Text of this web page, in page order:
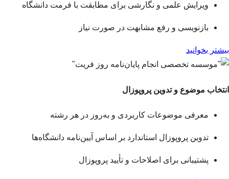
ویرایش علمی و نگارشی برای مطابقت با فرمت دانشگاه
بازنویسی و رفع مشابهت در صورت نیاز
بیشتر بخوانید
انتخاب موضوع و تدوین پروپوزال
معرفی موضوعات کاربردی و به‌روز در هر رشته
تدوین پروپوزال استاندارد بر اساس آیین‌نامه دانشگاه‌ها
پشتیبانی برای اصلاحات و تأیید پروپوزال